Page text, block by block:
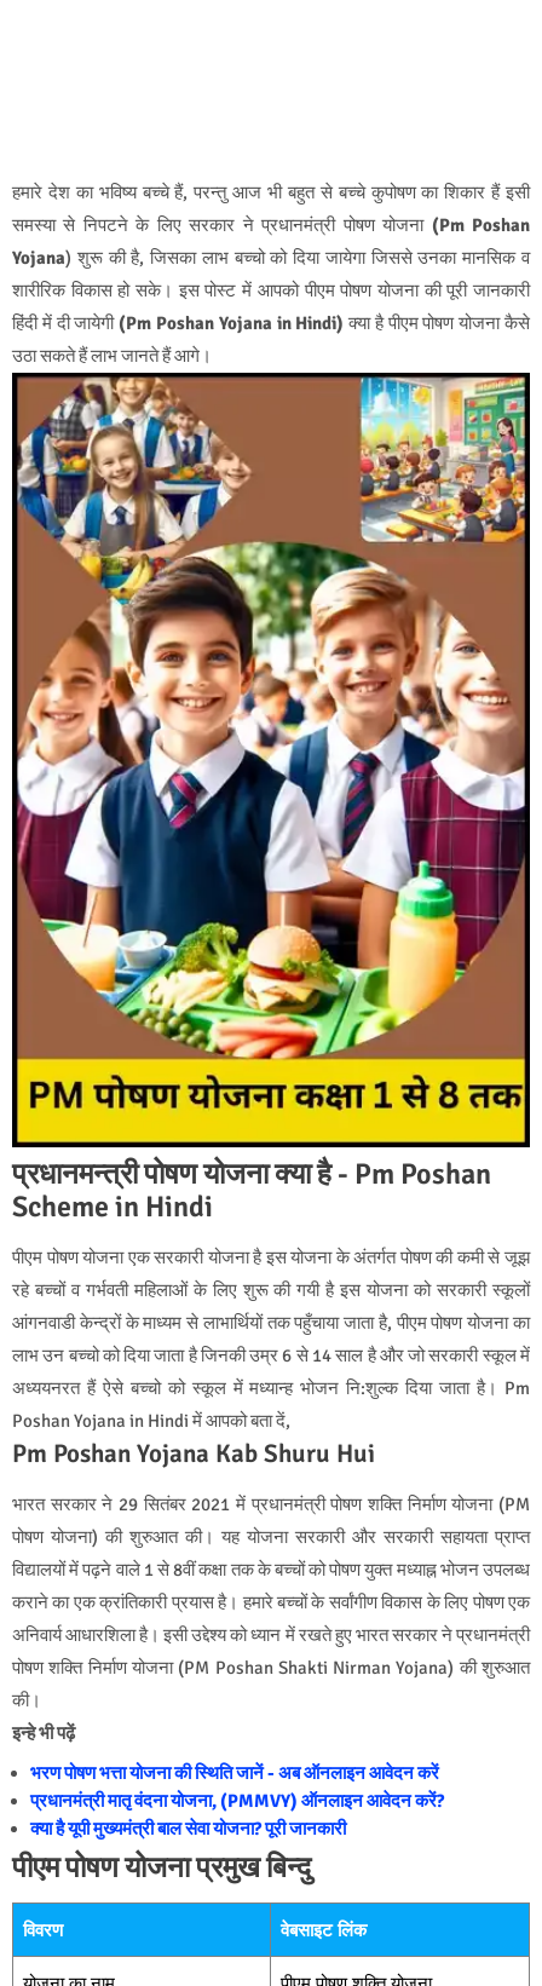
हमारे देश का भविष्य बच्चे हैं, परन्तु आज भी बहुत से बच्चे कुपोषण का शिकार हैं इसी
समस्या से निपटने के लिए सरकार ने प्रधानमंत्री पोषण योजना (Pm Poshan
Yojana) शुरू की है, जिसका लाभ बच्चो को दिया जायेगा जिससे उनका मानसिक व
शारीरिक विकास हो सके। इस पोस्ट में आपको पीएम पोषण योजना की पूरी जानकारी
हिंदी में दी जायेगी (Pm Poshan Yojana in Hindi) क्या है पीएम पोषण योजना कैसे
उठा सकते हैं लाभ जानते हैं आगे।
प्रधानमन्त्री पोषण योजना क्या है - Pm Poshan
Scheme in Hindi
पीएम पोषण योजना एक सरकारी योजना है इस योजना के अंतर्गत पोषण की कमी से जूझ
रहे बच्चों व गर्भवती महिलाओं के लिए शुरू की गयी है इस योजना को सरकारी स्कूलों
आंगनवाडी केन्द्रों के माध्यम से लाभार्थियों तक पहुँचाया जाता है, पीएम पोषण योजना का
लाभ उन बच्चो को दिया जाता है जिनकी उम्र 6 से 14 साल है और जो सरकारी स्कूल में
अध्ययनरत हैं ऐसे बच्चो को स्कूल में मध्यान्ह भोजन नि:शुल्क दिया जाता है। Pm
Poshan Yojana in Hindi में आपको बता दें,
Pm Poshan Yojana Kab Shuru Hui
भारत सरकार ने 29 सितंबर 2021 में प्रधानमंत्री पोषण शक्ति निर्माण योजना (PM
पोषण योजना) की शुरुआत की। यह योजना सरकारी और सरकारी सहायता प्राप्त
विद्यालयों में पढ़ने वाले 1 से 8वीं कक्षा तक के बच्चों को पोषण युक्त मध्याह्न भोजन उपलब्ध
कराने का एक क्रांतिकारी प्रयास है। हमारे बच्चों के सर्वांगीण विकास के लिए पोषण एक
अनिवार्य आधारशिला है। इसी उद्देश्य को ध्यान में रखते हुए भारत सरकार ने प्रधानमंत्री
पोषण शक्ति निर्माण योजना (PM Poshan Shakti Nirman Yojana) की शुरुआत
की।
इन्हे भी पढ़ें
भरण पोषण भत्ता योजना की स्थिति जानें - अब ऑनलाइन आवेदन करें
प्रधानमंत्री मातृ वंदना योजना, (PMMVY) ऑनलाइन आवेदन करें?
क्या है यूपी मुख्‍यमंत्री बाल सेवा योजना? पूरी जानकारी
पीएम पोषण योजना प्रमुख बिन्दु
विवरण वेबसाइट लिंक